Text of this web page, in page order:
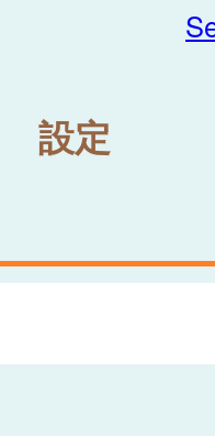
設定